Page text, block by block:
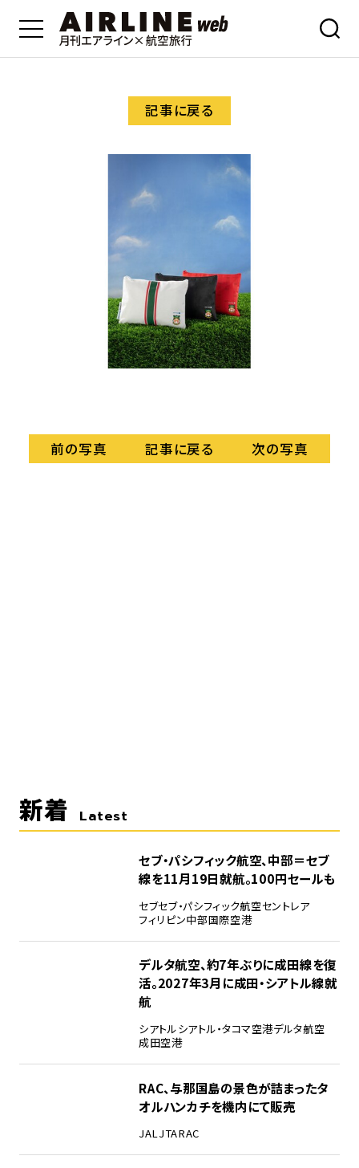
記事に戻る
前の写真 記事に戻る 次の写真
新着 Latest
セブ・パシフィック航空、中部＝セブ
線を11月19日就航。100円セールも
セブセブ・パシフィック航空セントレア
フィリピン中部国際空港
デルタ航空、約7年ぶりに成田線を復
活。2027年3月に成田・シアトル線就
航
シアトルシアトル・タコマ空港デルタ航空
成田空港
RAC、与那国島の景色が詰まったタ
オルハンカチを機内にて販売
JALJTARAC